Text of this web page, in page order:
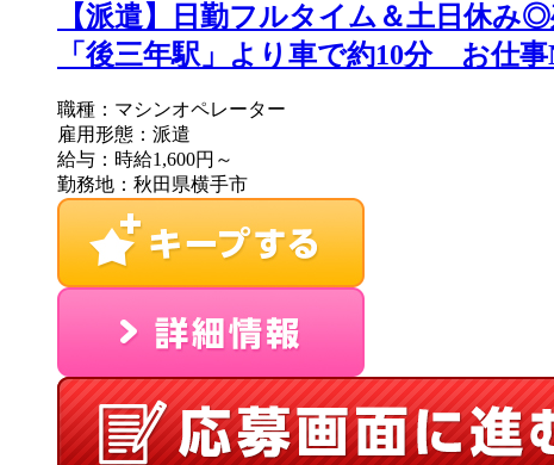
【派遣】日勤フルタイム＆土日休み
「後三年駅」より車で約10分 お仕事
職種：マシンオペレーター
雇用形態：派遣
給与：時給1,600円～
勤務地：秋田県横手市